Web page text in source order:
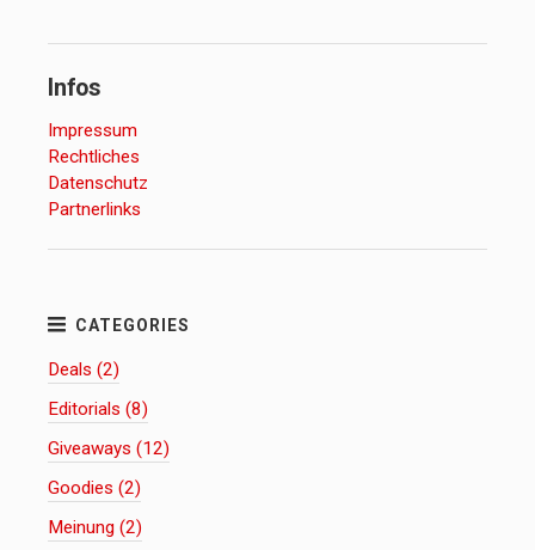
Infos
Impressum
Rechtliches
Datenschutz
Partnerlinks
Deals (2)
Editorials (8)
Giveaways (12)
Goodies (2)
Meinung (2)